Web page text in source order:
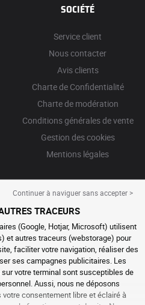
SOCIÉTÉ
Service client
Nous contacter
Avis clients
Charte de Confidentialité
Charte de modération
Conditions générales de vente
Gestion des cookies
Mentions légales
Continuer à naviguer sans accepter >
TRACEURS
(Google, Hotjar, Microsoft) utilisent
et autres traceurs (webstorage) pour
faciliter votre navigation, réaliser des
ses campagnes publicitaires. Les
votre terminal sont susceptibles de
Aussi, nous ne déposons
consentement libre et éclairé à